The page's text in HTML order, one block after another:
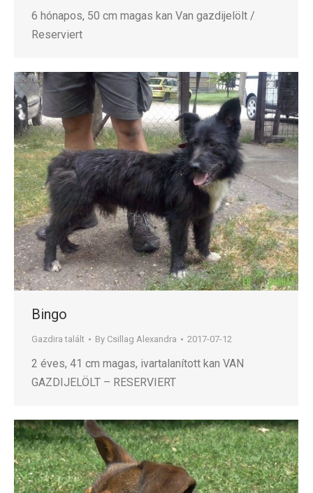
6 hónapos, 50 cm magas kan Van gazdijelölt /
Reserviert
Bingo
Gazdira talált By Csillag Alexandra 2017-07-12
2 éves, 41 cm magas, ivartalanított kan VAN
GAZDIJELÖLT – RESERVIERT